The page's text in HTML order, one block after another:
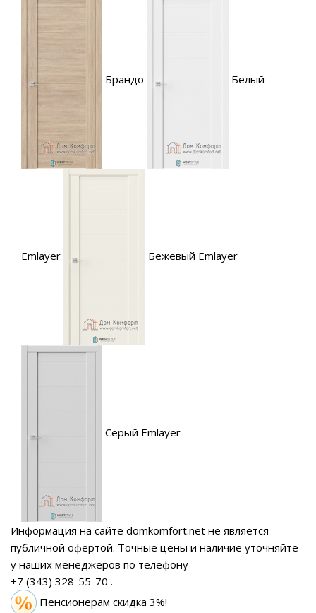
Брандо Белый
Emlayer Бежевый Emlayer
Серый Emlayer
Информация на сайте domkomfort.net не является
публичной офертой. Точные цены и наличие уточняйте
у наших менеджеров по телефону
+7 (343) 328-55-70 .
Пенсионерам скидка 3%!